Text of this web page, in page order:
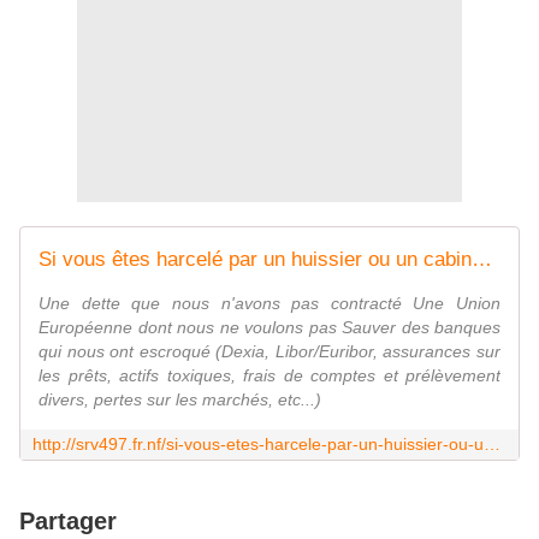
Si vous êtes harcelé par un huissier ou un cabinet de recouvrement, envoyez leur cette lettre
Une dette que nous n'avons pas contracté Une Union
Européenne dont nous ne voulons pas Sauver des banques
qui nous ont escroqué (Dexia, Libor/Euribor, assurances sur
les prêts, actifs toxiques, frais de comptes et prélèvement
divers, pertes sur les marchés, etc...)
Partager